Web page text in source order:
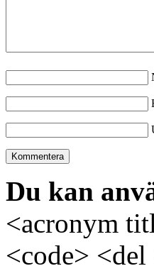
Du kan
<acronym
<code>